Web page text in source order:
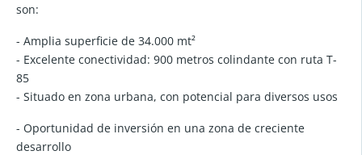
son:
- Amplia superficie de 34.000 mt²
- Excelente conectividad: 900 metros colindante con ruta T-
85
- Situado en zona urbana, con potencial para diversos usos
- Oportunidad de inversión en una zona de creciente
desarrollo